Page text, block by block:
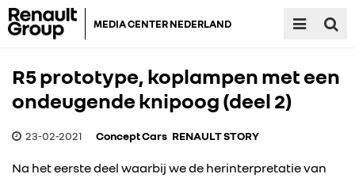
MEDIA CENTER NEDERLAND
R5 prototype, koplampen met een
ondeugende knipoog (deel 2)
23-02-2021 Concept Cars RENAULT STORY
Na het eerste deel waarbij we de herinterpretatie van